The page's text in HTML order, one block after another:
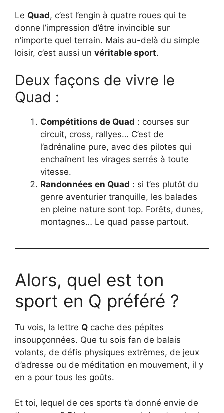
Le Quad, c’est l’engin à quatre roues qui te
donne l’impression d’être invincible sur
n’importe quel terrain. Mais au-delà du simple
loisir, c’est aussi un véritable sport.
Deux façons de vivre le
Quad :
Compétitions de Quad : courses sur
circuit, cross, rallyes… C’est de
l’adrénaline pure, avec des pilotes qui
enchaînent les virages serrés à toute
vitesse.
Randonnées en Quad : si t’es plutôt du
genre aventurier tranquille, les balades
en pleine nature sont top. Forêts, dunes,
montagnes… Le quad passe partout.
Alors, quel est ton
sport en Q préféré ?
Tu vois, la lettre Q cache des pépites
insoupçonnées. Que tu sois fan de balais
volants, de défis physiques extrêmes, de jeux
d’adresse ou de méditation en mouvement, il y
en a pour tous les goûts.
Et toi, lequel de ces sports t’a donné envie de